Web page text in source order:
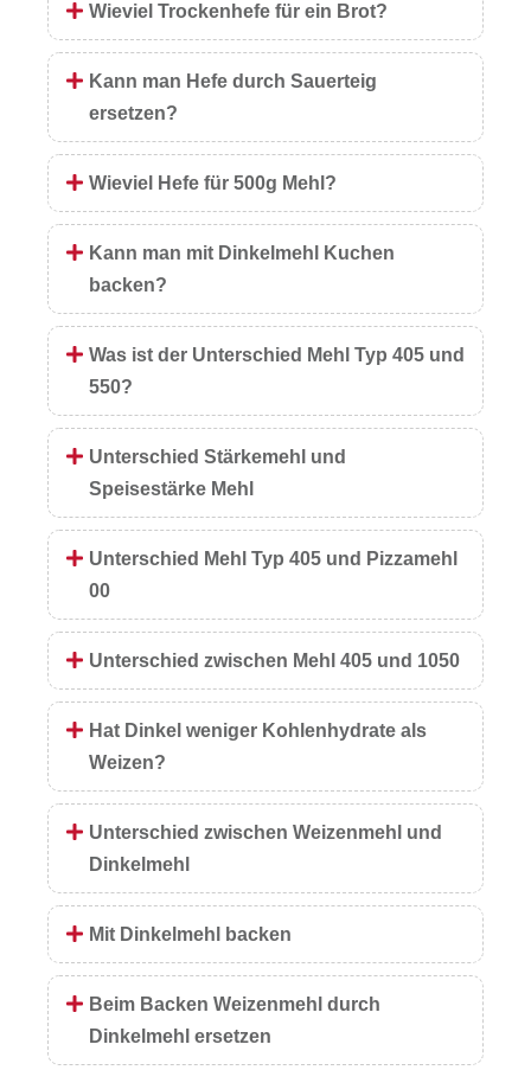
Wieviel Trockenhefe für ein Brot?
Kann man Hefe durch Sauerteig
ersetzen?
Wieviel Hefe für 500g Mehl?
Kann man mit Dinkelmehl Kuchen
backen?
Was ist der Unterschied Mehl Typ 405 und
550?
Unterschied Stärkemehl und
Speisestärke Mehl
Unterschied Mehl Typ 405 und Pizzamehl
00
Unterschied zwischen Mehl 405 und 1050
Hat Dinkel weniger Kohlenhydrate als
Weizen?
Unterschied zwischen Weizenmehl und
Dinkelmehl
Mit Dinkelmehl backen
Beim Backen Weizenmehl durch
Dinkelmehl ersetzen